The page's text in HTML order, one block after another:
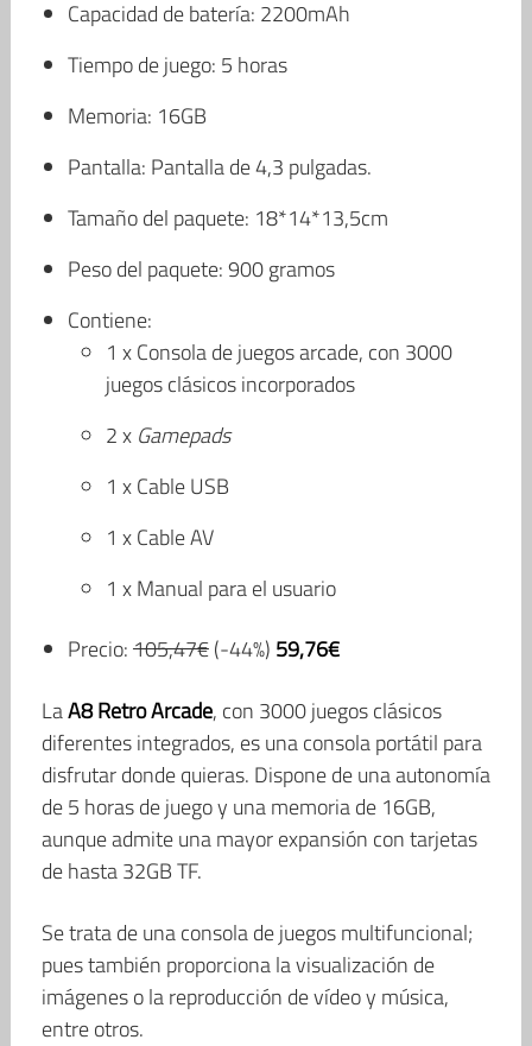
Capacidad de batería: 2200mAh
Tiempo de juego: 5 horas
Memoria: 16GB
Pantalla: Pantalla de 4,3 pulgadas.
Tamaño del paquete: 18*14*13,5cm
Peso del paquete: 900 gramos
Contiene:
1 x Consola de juegos arcade, con 3000
juegos clásicos incorporados
2 x Gamepads
1 x Cable USB
1 x Cable AV
1 x Manual para el usuario
Precio:105,47€(-44%) 59,76€
LaA8 Retro Arcade, con 3000 juegos clásicos
diferentes integrados, es una consola portátil para
disfrutar donde quieras. Dispone de una autonomía
de 5 horas de juego y una memoria de 16GB,
aunque admite una mayor expansión con tarjetas
de hasta 32GB TF.
Se trata de una consola de juegos multifuncional;
pues también proporciona la visualización de
imágenes o la reproducción de vídeo y música,
entre otros.